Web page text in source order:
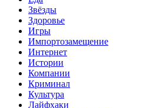
Звёзды
Здоровье
Игры
Импортозамещение
Интернет
Истории
Компании
Криминал
Культура
Лайфхаки